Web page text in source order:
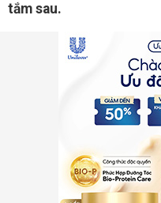
tắm sau.